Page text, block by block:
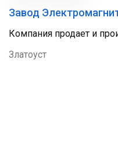
Завод
Компания продает и
Златоуст